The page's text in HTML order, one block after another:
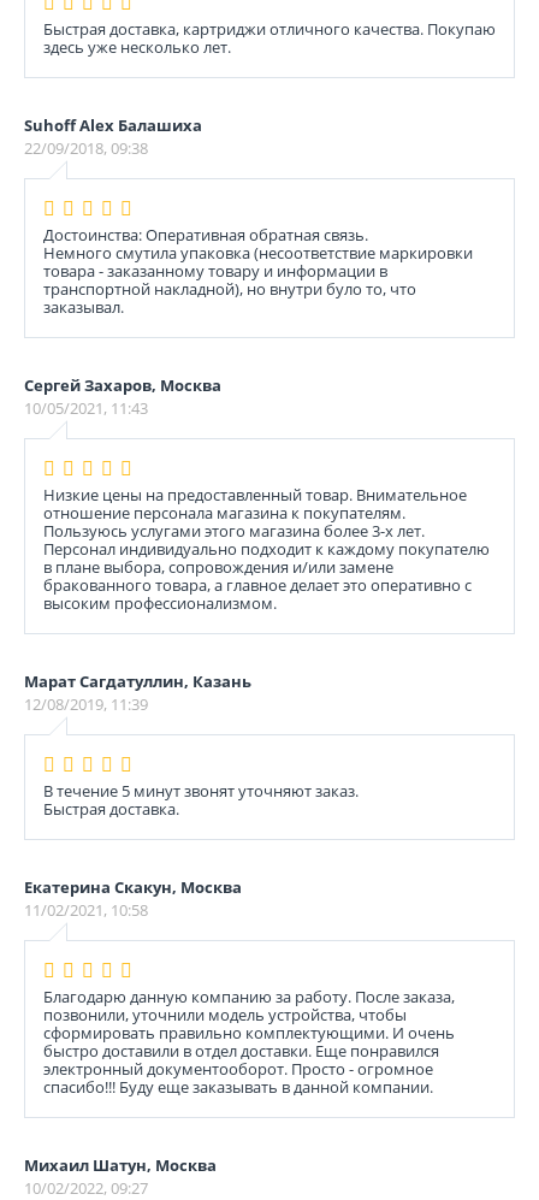
Быстрая доставка, картриджи отличного качества. Покупаю
здесь уже несколько лет.
Suhoff Alex Балашиха
22/09/2018, 09:38
Достоинства: Оперативная обратная связь.
Немного смутила упаковка (несоответствие маркировки
товара - заказанному товару и информации в
транспортной накладной), но внутри було то, что
заказывал.
Сергей Захаров, Москва
10/05/2021, 11:43
Низкие цены на предоставленный товар. Внимательное
отношение персонала магазина к покупателям.
Пользуюсь услугами этого магазина более 3-х лет.
Персонал индивидуально подходит к каждому покупателю
в плане выбора, сопровождения и/или замене
бракованного товара, а главное делает это оперативно с
высоким профессионализмом.
Марат Сагдатуллин, Казань
12/08/2019, 11:39
В течение 5 минут звонят уточняют заказ.
Быстрая доставка.
Екатерина Скакун, Москва
11/02/2021, 10:58
Благодарю данную компанию за работу. После заказа,
позвонили, уточнили модель устройства, чтобы
сформировать правильно комплектующими. И очень
быстро доставили в отдел доставки. Еще понравился
электронный документооборот. Просто - огромное
спасибо!!! Буду еще заказывать в данной компании.
Михаил Шатун, Москва
10/02/2022, 09:27